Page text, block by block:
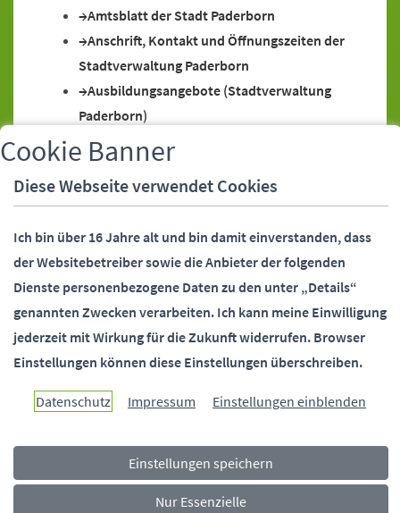
Amtsblatt der Stadt Paderborn
Anschrift, Kontakt und Öffnungszeiten der
Stadtverwaltung Paderborn
Ausbildungsangebote (Stadtverwaltung
Paderborn)
Bankeinzugsermächtigung (SEPA-Lastschrift)
Bankeinzugsermächtigung (SEPA-Lastschrift),
Widerruf
Paderborn)
Behördennummer 115
Bundesfreiwilligendienst (Stadtverwaltung
Paderborn)
Bürgermeister (Stellvertreter)
Bürgermeister (Telefonsprechstunde)
Bürgermeister und Beigeordnete
(Kontaktdaten)
Ehrungen (Alters-, Ehejubiläen)
Cookie Banner
Diese Webseite verwendet Cookies
Ich bin über 16 Jahre alt und bin damit einverstanden, dass
der Websitebetreiber sowie die Anbieter der folgenden
Dienste personenbezogene Daten zu den unter „Details“
genannten Zwecken verarbeiten. Ich kann meine Einwilligung
jederzeit mit Wirkung für die Zukunft widerrufen. Browser
Einstellungen können diese Einstellungen überschreiben.
Datenschutz Impressum Einstellungen einblenden
Einstellungen speichern
Nur Essenzielle